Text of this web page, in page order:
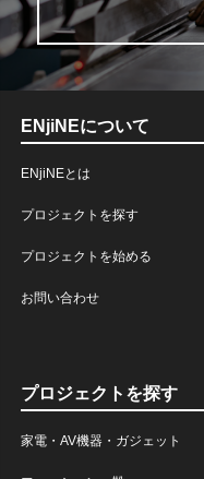
ENjiNEについて
ENjiNEとは
プロジェクトを探す
プロジェクトを始める
お問い合わせ
プロジェクトを探す
家電・AV機器・ガジェット